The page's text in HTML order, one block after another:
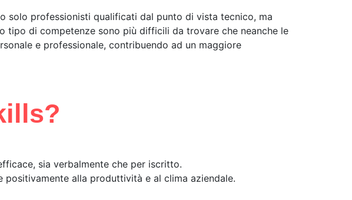
solo professionisti qualificati dal punto di vista tecnico, ma
tipo di competenze sono più difficili da trovare che neanche le
e professionale, contribuendo ad un maggiore
sia verbalmente che per iscritto.
positivamente alla produttività e al clima aziendale.